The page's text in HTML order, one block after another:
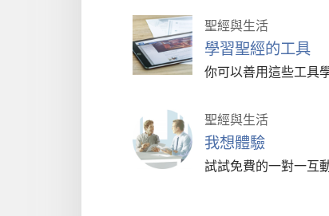
聖經與生活
學習聖經的工具
你可以善用這些工具
聖經與生活
我想體驗
試試免費的一對一互